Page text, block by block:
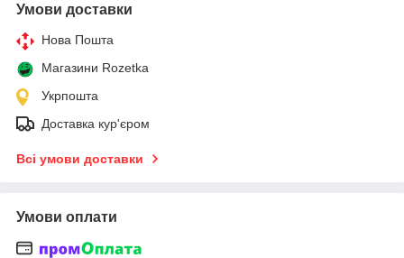
Умови доставки
Нова Пошта
Магазини Rozetka
Укрпошта
Доставка кур'єром
Всі умови доставки
Умови оплати